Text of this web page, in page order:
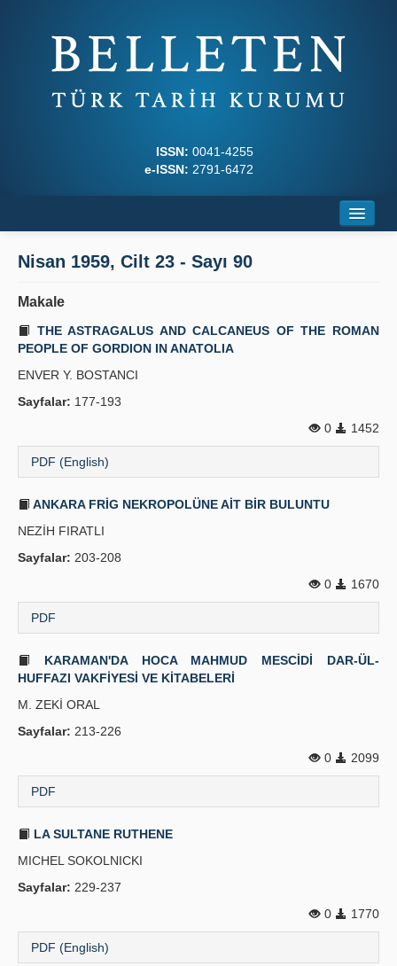
ISSN: 0041-4255
e-ISSN: 2791-6472
Yazım Kuralları
Kılavuzlar
Nisan 1959, Cilt 23 - Sayı 90
Makale
THE ASTRAGALUS AND CALCANEUS OF THE ROMAN
PEOPLE OF GORDION IN ANATOLIA
ENVER Y. BOSTANCI
Sayfalar: 177-193
0
1452
PDF (English)
ANKARA FRİG NEKROPOLÜNE AİT BİR BULUNTU
NEZİH FIRATLI
Sayfalar: 203-208
0
1670
PDF
KARAMAN'DA HOCA MAHMUD MESCİDİ DAR-ÜL-
HUFFAZI VAKFİYESİ VE KİTABELERİ
M. ZEKİ ORAL
Sayfalar: 213-226
0
2099
PDF
LA SULTANE RUTHENE
MICHEL SOKOLNICKI
Sayfalar: 229-237
0
1770
PDF (English)